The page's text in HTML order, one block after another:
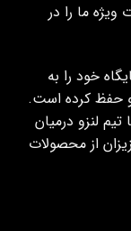
ما را در
خود را به
حفظ کرده است.
لنزو درمیان
از محصولات